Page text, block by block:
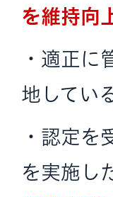
を維持向
・適正に
地してい
・認定を
を実施し